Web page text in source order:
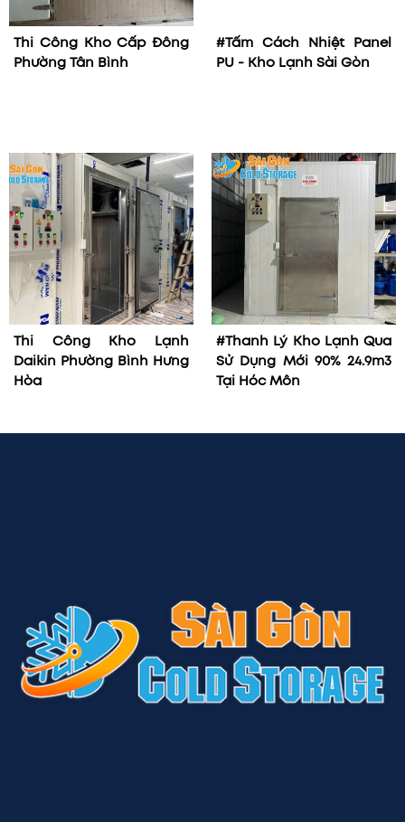
Thi Công Kho Cấp Đông
Phường Tân Bình
#Tấm Cách Nhiệt Panel
PU - Kho Lạnh Sài Gòn
Thi Công Kho Lạnh
Daikin Phường Bình Hưng
Hòa
#Thanh Lý Kho Lạnh Qua
Sử Dụng Mới 90% 24.9m3
Tại Hóc Môn